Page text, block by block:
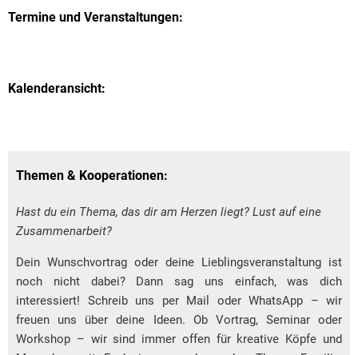
Termine und Veranstaltungen:
Kalenderansicht:
Themen & Kooperationen:
Hast du ein Thema, das dir am Herzen liegt? Lust auf eine
Zusammenarbeit?
Dein Wunschvortrag oder deine Lieblingsveranstaltung ist
noch nicht dabei? Dann sag uns einfach, was dich
interessiert! Schreib uns per Mail oder WhatsApp – wir
freuen uns über deine Ideen. Ob Vortrag, Seminar oder
Workshop – wir sind immer offen für kreative Köpfe und